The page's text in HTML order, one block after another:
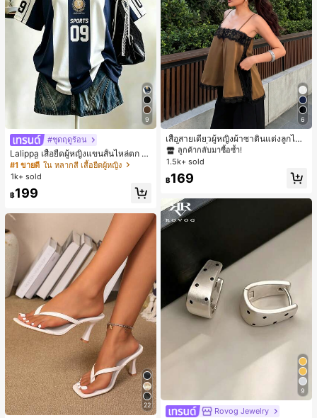
9
#ชุดฤดูร้อน
Lalippa เสื้อยืดผู้หญิงแขนสั้นไหล่ตก ค
อวีปกเสื้อ ลายพิมพ์ดิจิทัลลายทาง สไตล์
สปอร์ตแฟชั่นมินิมอล ของขวัญสำหรับเ
พื่อน
#1 ขายดี ใน หลากสี เสื้อยืดผู้หญิง
1k+ sold
฿199
22
6
เสื้อสายเดี่ยวผู้หญิงผ้าซาตินแต่งลูกไม้
- เสื้อสายเดี่ยวฤดูร้อนสีคากีมีรอยผ่าด้า
นข้างที่น่าดึงดูดแบบสบายๆ
#1 ขายดี
ใน สีกากี เสื้อสตรี เสื้อเบลาส์ & Tee
ลูกค้ากลับมาซื้อซ้ำ!
#1 ขายดี
ลูกค้ากลับมาซื้อซ้ำ!
#1 ขายดี
ลูกค้ากลับมาซื้อซ้ำ!
#1 ขายดี
ใน สีกากี เสื้อสตรี เสื้อเบลาส์ & Tee
1.5k+ sold
฿169
9
Rovog Jewelry